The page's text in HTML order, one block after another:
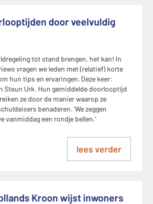
door veelvuldig
tot stand brengen, het kan! In
vragen we leden met (relatief) korte
hun tips en ervaringen. Deze keer:
Steun Urk. Hun gemiddelde doorlooptijd
ze door de manier waarop ze
benaderen. ‘We zeggen
vanmiddag een rondje bellen.’
lees verder
Kroon wijst inwoners